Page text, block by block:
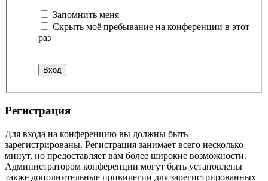
Запомнить меня
Скрыть моё пребывание на конференции в этот
раз
Регистрация
Для входа на конференцию вы должны быть
зарегистрированы. Регистрация занимает всего несколько
минут, но предоставляет вам более широкие возможности.
Администратором конференции могут быть установлены
также дополнительные привилегии для зарегистрированных